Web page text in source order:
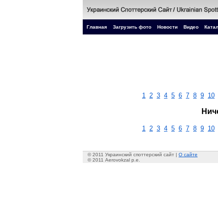
Главная Загрузить фото Новости Видео
1 2 3 4 5 6 7 8 9 10
1 2 3 4 5 6 7 8 9 10
© 2011 Украинский споттерский сайт | О сайте
© 2011 Aerovokzal p.e.